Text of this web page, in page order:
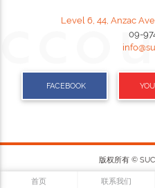
首页 联系我们
Level 6, 44, Anzac
09-
FACEBOOK
版权所有 ©
网站制作